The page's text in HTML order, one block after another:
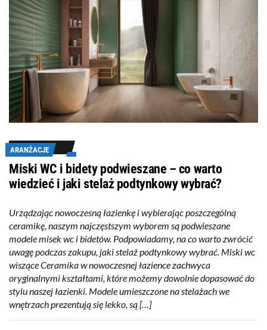
ARANŻACJE
Miski WC i bidety podwieszane – co warto
wiedzieć i jaki stelaż podtynkowy wybrać?
Urządzając nowoczesną łazienkę i wybierając poszczególną
ceramikę, naszym najczęstszym wyborem są podwieszane
modele misek wc i bidetów. Podpowiadamy, na co warto zwrócić
uwagę podczas zakupu, jaki stelaż podtynkowy wybrać. Miski wc
wiszące Ceramika w nowoczesnej łazience zachwyca
oryginalnymi kształtami, które możemy dowolnie dopasować do
stylu naszej łazienki. Modele umieszczone na stelażach we
wnętrzach prezentują się lekko, są […]